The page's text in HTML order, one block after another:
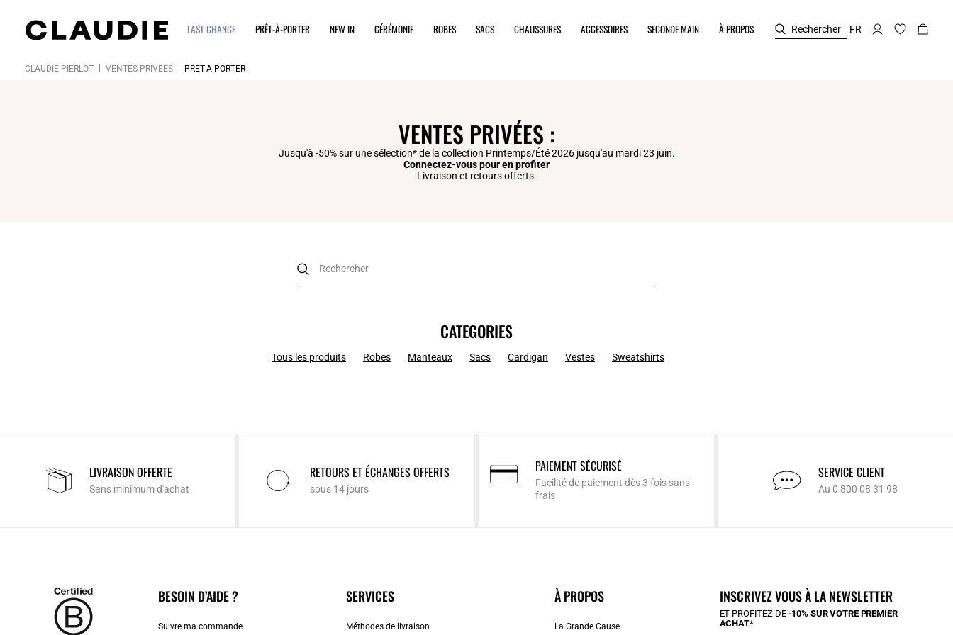
LAST CHANCE PRÊT-À-PORTER NEW IN CÉRÉMONIE ROBES SACS CHAUSSURES ACCESSOIRES SECONDE MAIN À PROPOS Rechercher FR
CLAUDIE PIERLOT VENTES PRIVÉES PRÊT-À-PORTER
VENTES PRIVÉES :
Jusqu'à -50% sur une sélection* de la collection Printemps/Été 2026 jusqu'au mardi 23 juin.
Connectez-vous pour en profiter
Livraison et retours offerts.
CATEGORIES
Tous les produits Robes Manteaux Sacs Cardigan Vestes Sweatshirts
LIVRAISON OFFERTE
Sans minimum d'achat
RETOURS ET ÉCHANGES OFFERTS
sous 14 jours
PAIEMENT SÉCURISÉ
Facilité de paiement dès 3 fois sans
frais
SERVICE CLIENT
Au 0 800 08 31 98
BESOIN D’AIDE ?
Suivre ma commande
SERVICES
Méthodes de livraison
À PROPOS
La Grande Cause
INSCRIVEZ VOUS À LA NEWSLETTER
ET PROFITEZ DE -10% SUR VOTRE PREMIER
ACHAT*